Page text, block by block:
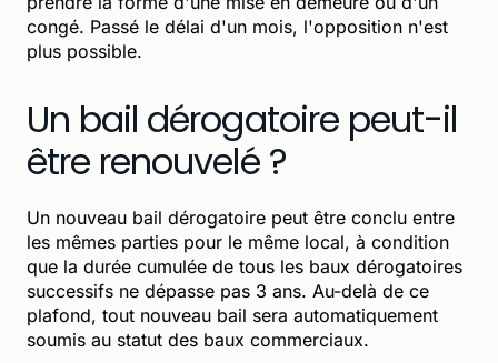
congé. Passé le délai d'un mois, l'opposition n'est
plus possible.
Un bail dérogatoire peut-il
être renouvelé ?
Un nouveau bail dérogatoire peut être conclu entre
les mêmes parties pour le même local, à condition
que la durée cumulée de tous les baux dérogatoires
successifs ne dépasse pas 3 ans. Au-delà de ce
plafond, tout nouveau bail sera automatiquement
soumis au statut des baux commerciaux.